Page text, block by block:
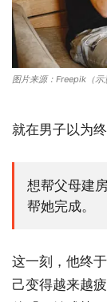
图片来源：Freepik（示
就在男子以为
想帮父母建
帮她完成。
这一刻，他终
己变得越来越